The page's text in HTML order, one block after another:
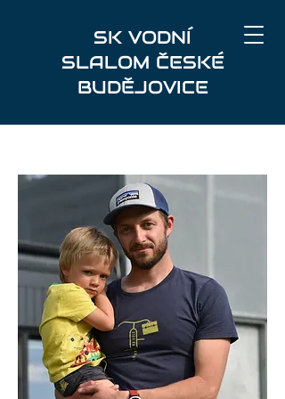
SK VODNÍ
SLALOM ČESKÉ
BUDĚJOVICE